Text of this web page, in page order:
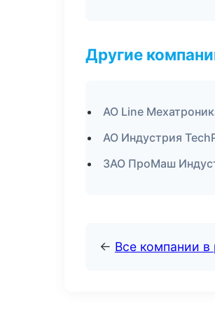
Другие
АО Line
АО Индустрия
ЗАО ПроМаш
← Все компании в